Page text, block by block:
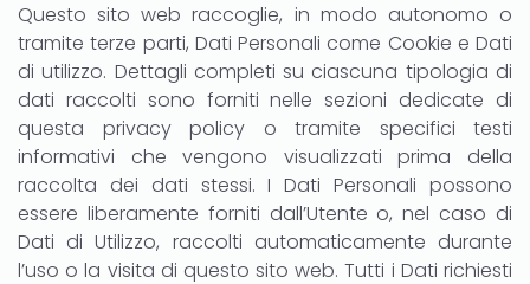
Questo sito web raccoglie, in modo autonomo o
tramite terze parti, Dati Personali come Cookie e Dati
di utilizzo. Dettagli completi su ciascuna tipologia di
dati raccolti sono forniti nelle sezioni dedicate di
questa privacy policy o tramite specifici testi
informativi che vengono visualizzati prima della
raccolta dei dati stessi. I Dati Personali possono
essere liberamente forniti dall’Utente o, nel caso di
Dati di Utilizzo, raccolti automaticamente durante
l’uso o la visita di questo sito web. Tutti i Dati richiesti